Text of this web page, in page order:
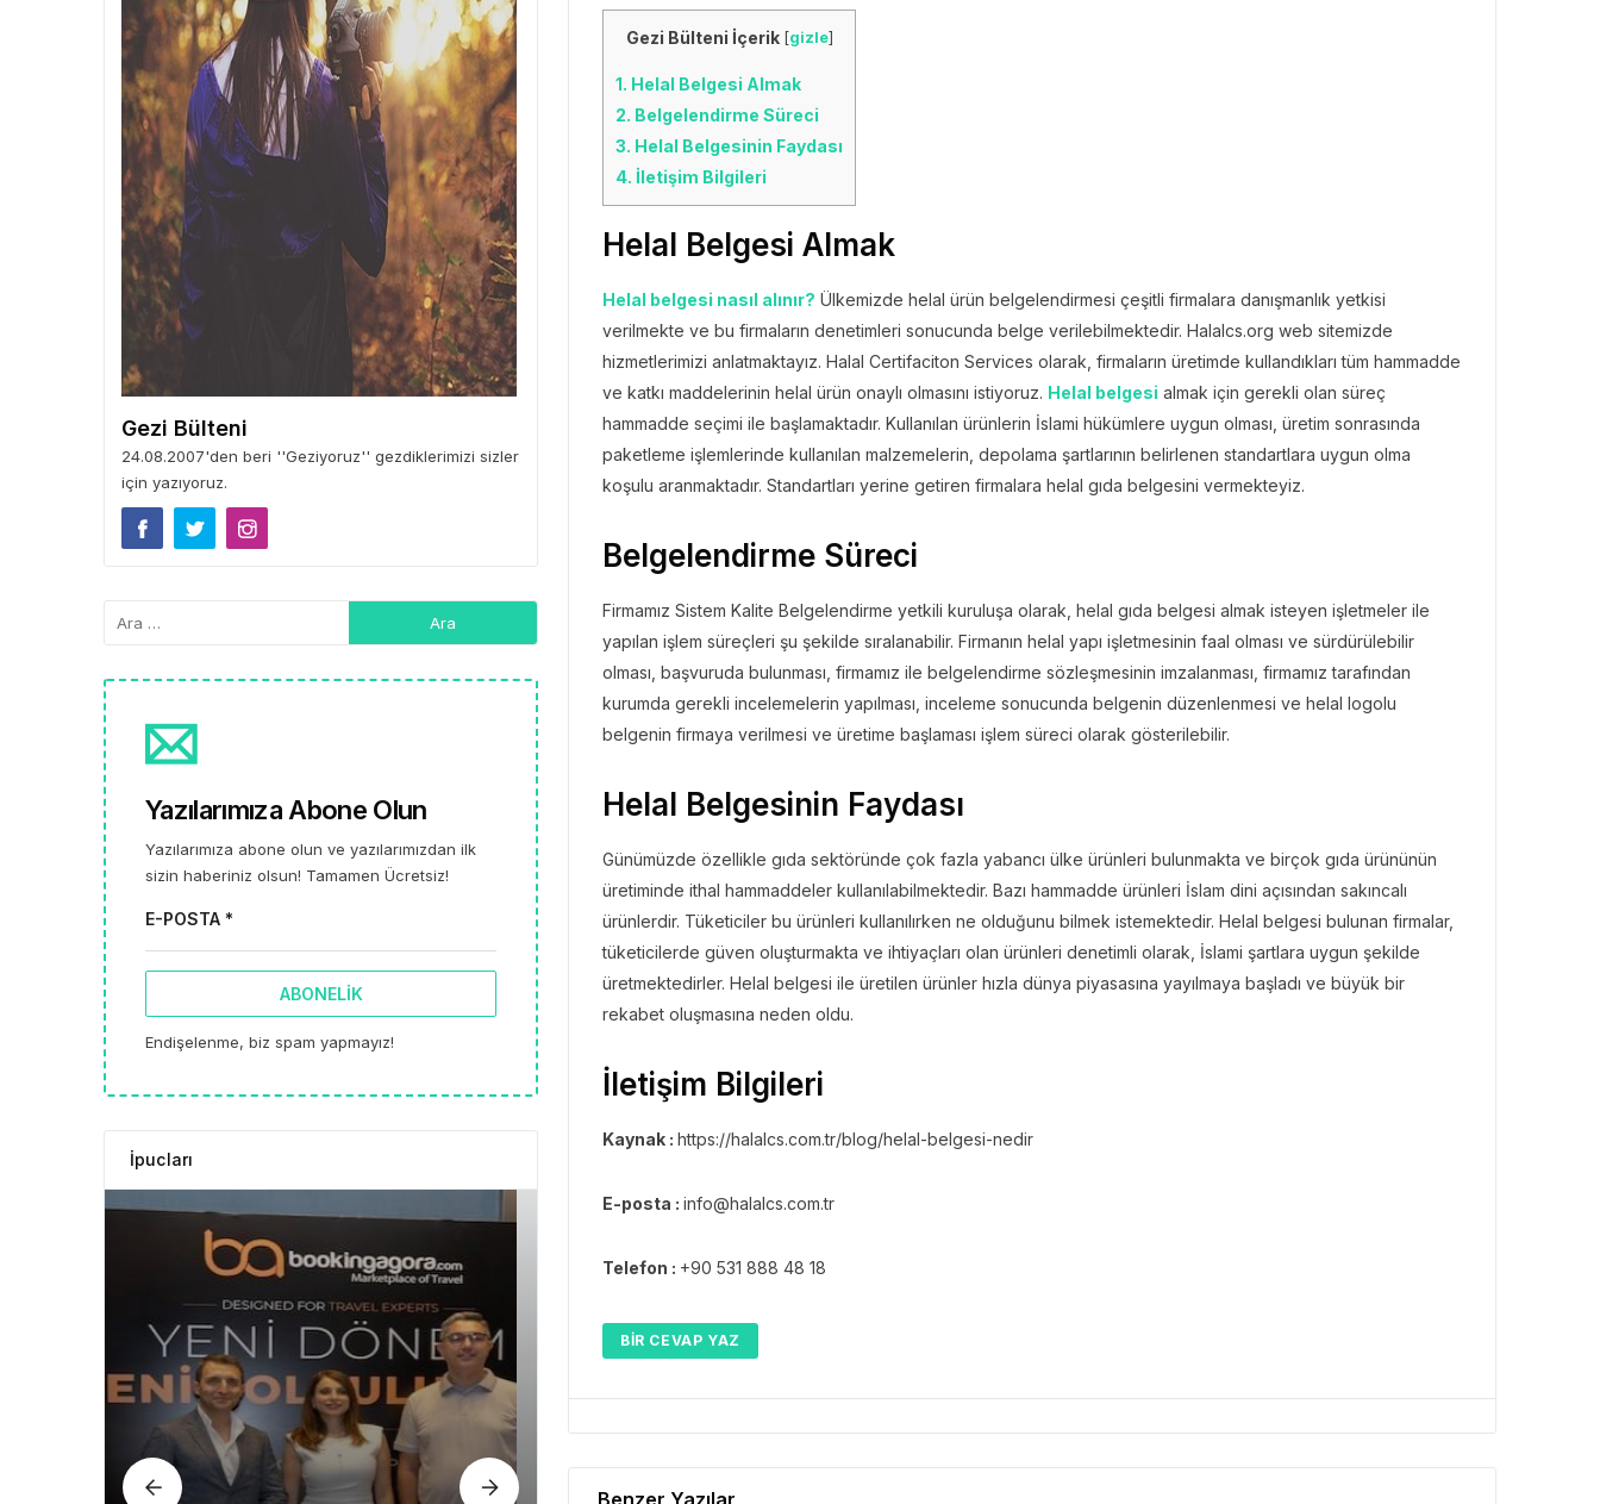
Gezi Bülteni İçerik [gizle]
1. Helal Belgesi Almak
2. Belgelendirme Süreci
3. Helal Belgesinin Faydası
4. İletişim Bilgileri
Helal Belgesi Almak
Helal belgesi nasıl alınır? Ülkemizde helal ürün belgelendirmesi çeşitli firmalara danışmanlık yetkisi
verilmekte ve bu firmaların denetimleri sonucunda belge verilebilmektedir. Halalcs.org web sitemizde
hizmetlerimizi anlatmaktayız. Halal Certifaciton Services olarak, firmaların üretimde kullandıkları tüm hammadde
ve katkı maddelerinin helal ürün onaylı olmasını istiyoruz. Helal belgesi almak için gerekli olan süreç
hammadde seçimi ile başlamaktadır. Kullanılan ürünlerin İslami hükümlere uygun olması, üretim sonrasında
paketleme işlemlerinde kullanılan malzemelerin, depolama şartlarının belirlenen standartlara uygun olma
koşulu aranmaktadır. Standartları yerine getiren firmalara helal gıda belgesini vermekteyiz.
Belgelendirme Süreci
Firmamız Sistem Kalite Belgelendirme yetkili kuruluşa olarak, helal gıda belgesi almak isteyen işletmeler ile
yapılan işlem süreçleri şu şekilde sıralanabilir. Firmanın helal yapı işletmesinin faal olması ve sürdürülebilir
olması, başvuruda bulunması, firmamız ile belgelendirme sözleşmesinin imzalanması, firmamız tarafından
kurumda gerekli incelemelerin yapılması, inceleme sonucunda belgenin düzenlenmesi ve helal logolu
belgenin firmaya verilmesi ve üretime başlaması işlem süreci olarak gösterilebilir.
Helal Belgesinin Faydası
Günümüzde özellikle gıda sektöründe çok fazla yabancı ülke ürünleri bulunmakta ve birçok gıda ürününün
üretiminde ithal hammaddeler kullanılabilmektedir. Bazı hammadde ürünleri İslam dini açısından sakıncalı
ürünlerdir. Tüketiciler bu ürünleri kullanılırken ne olduğunu bilmek istemektedir. Helal belgesi bulunan firmalar,
tüketicilerde güven oluşturmakta ve ihtiyaçları olan ürünleri denetimli olarak, İslami şartlara uygun şekilde
üretmektedirler. Helal belgesi ile üretilen ürünler hızla dünya piyasasına yayılmaya başladı ve büyük bir
rekabet oluşmasına neden oldu.
İletişim Bilgileri
Kaynak : https://halalcs.com.tr/blog/helal-belgesi-nedir
E-posta : info@halalcs.com.tr
Telefon : +90 531 888 48 18
BIR CEVAP YAZ
Benzer Yazılar
Gezi Bülteni
24.08.2007'den beri ''Geziyoruz'' gezdiklerimizi sizler
için yazıyoruz.
Yazılarımıza Abone Olun
Yazılarımıza abone olun ve yazılarımızdan ilk
sizin haberiniz olsun! Tamamen Ücretsiz!
E-POSTA *
ABONELIK
Endişelenme, biz spam yapmayız!
İpucları